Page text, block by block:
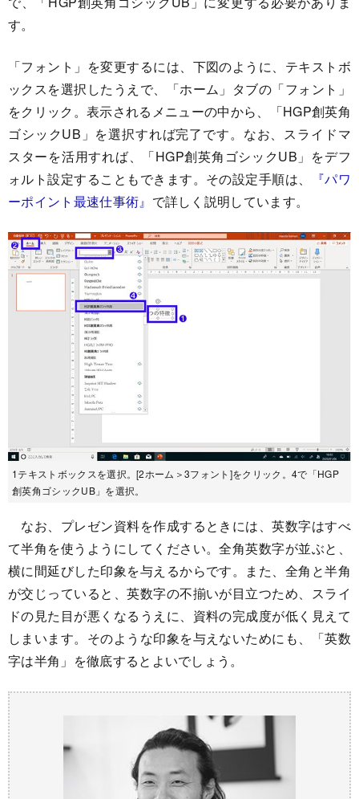
す。
「フォント」を変更するには、下図のように、テキストボ
ックスを選択したうえで、「ホーム」タブの「フォント」
をクリック。表示されるメニューの中から、「HGP創英角
ゴシックUB」を選択すれば完了です。なお、スライドマ
スターを活用すれば、「HGP創英角ゴシックUB」をデフ
ォルト設定することもできます。その設定手順は、
『パワ
ーポイント最速仕事術』 で詳しく説明しています。
1テキストボックスを選択。[2ホーム＞3フォント]をクリック。4で「HGP
創英角ゴシックUB」を選択。
なお、プレゼン資料を作成するときには、英数字はすべ
て半角を使うようにしてください。全角英数字が並ぶと、
横に間延びした印象を与えるからです。また、全角と半角
が交じっていると、英数字の不揃いが目立つため、スライ
ドの見た目が悪くなるうえに、資料の完成度が低く見えて
しまいます。そのような印象を与えないためにも、「英数
字は半角」を徹底するとよいでしょう。